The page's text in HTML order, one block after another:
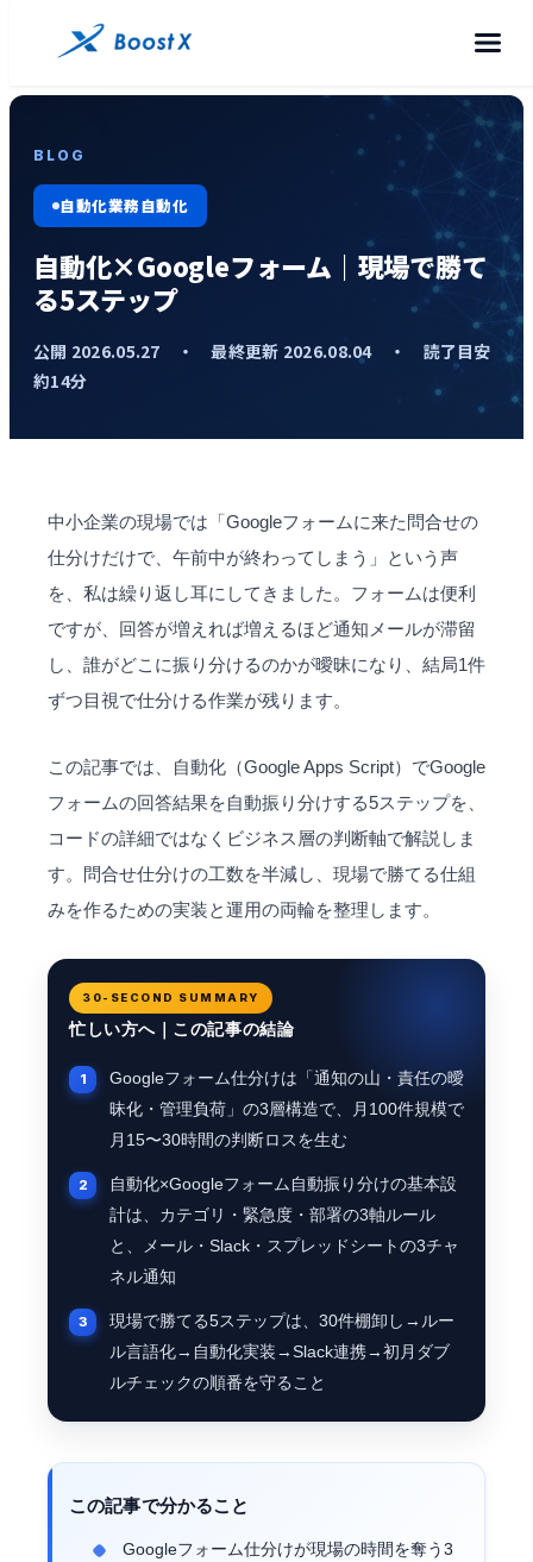
BLOG
自動化業務自動化
自動化×Googleフォーム｜現場で勝て
る5ステップ
公開 2026.05.27 ・ 最終更新 2026.08.04 ・ 読了目安
約14分
中小企業の現場では「Googleフォームに来た問合せの
仕分けだけで、午前中が終わってしまう」という声
を、私は繰り返し耳にしてきました。フォームは便利
ですが、回答が増えれば増えるほど通知メールが滞留
し、誰がどこに振り分けるのかが曖昧になり、結局1件
ずつ目視で仕分ける作業が残ります。
この記事では、自動化（Google Apps Script）でGoogle
フォームの回答結果を自動振り分けする5ステップを、
コードの詳細ではなくビジネス層の判断軸で解説しま
す。問合せ仕分けの工数を半減し、現場で勝てる仕組
みを作るための実装と運用の両輪を整理します。
30-SECOND SUMMARY
忙しい方へ｜この記事の結論
Googleフォーム仕分けは「通知の山・責任の曖
昧化・管理負荷」の3層構造で、月100件規模で
月15〜30時間の判断ロスを生む
自動化×Googleフォーム自動振り分けの基本設
計は、カテゴリ・緊急度・部署の3軸ルール
と、メール・Slack・スプレッドシートの3チャ
ネル通知
現場で勝てる5ステップは、30件棚卸し→ルー
ル言語化→自動化実装→Slack連携→初月ダブ
ルチェックの順番を守ること
この記事で分かること
Googleフォーム仕分けが現場の時間を奪う3